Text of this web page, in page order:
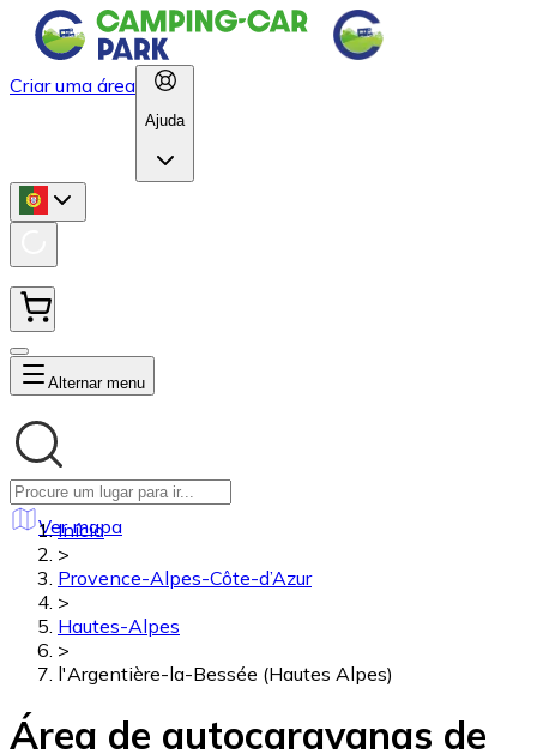
Criar uma área
Ajuda
Alternar menu
Ver mapa
Início
>
Provence-Alpes-Côte-d’Azur
>
Hautes-Alpes
>
l'Argentière-la-Bessée (Hautes Alpes)
Área de autocaravanas de